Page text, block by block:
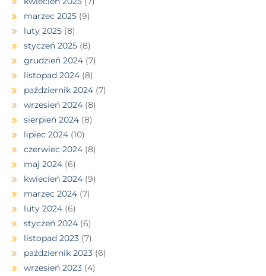
marzec 2025 (9)
luty 2025 (8)
styczeń 2025 (8)
grudzień 2024 (7)
listopad 2024 (8)
październik 2024 (7)
wrzesień 2024 (8)
sierpień 2024 (8)
lipiec 2024 (10)
czerwiec 2024 (8)
maj 2024 (6)
kwiecień 2024 (9)
marzec 2024 (7)
luty 2024 (6)
styczeń 2024 (6)
listopad 2023 (7)
październik 2023 (6)
wrzesień 2023 (4)